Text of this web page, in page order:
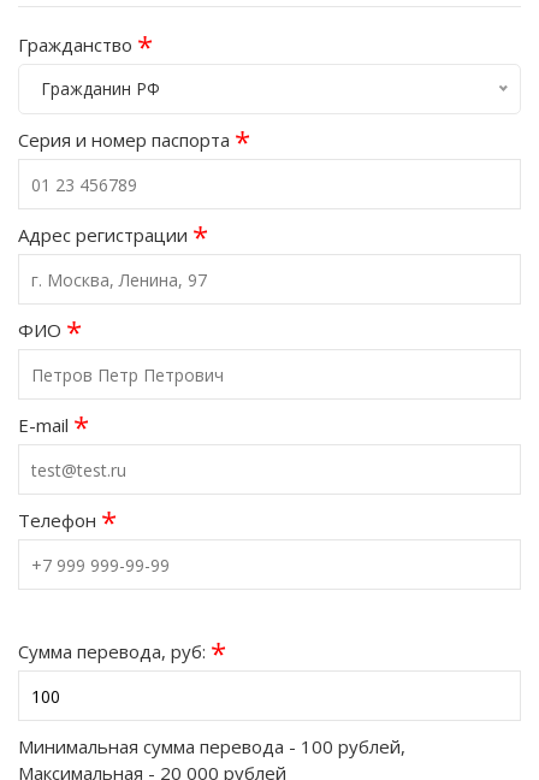
Гражданство *
Гражданин РФ
Серия и номер паспорта *
Адрес регистрации *
ФИО *
E-mail *
Телефон *
Сумма перевода, руб: *
Минимальная сумма перевода - 100 рублей,
Максимальная - 20 000 рублей